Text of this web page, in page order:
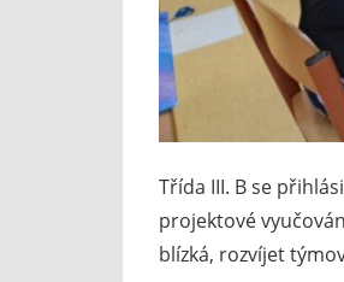
Třída III. B se
projektové
blízká, rozvíjet